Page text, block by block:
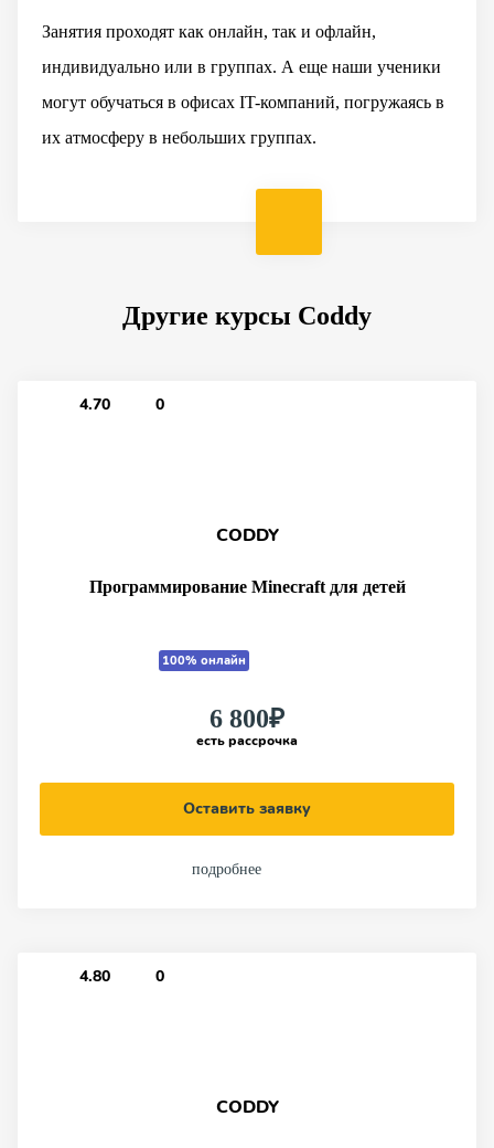
Занятия проходят как онлайн, так и офлайн,
индивидуально или в группах. А еще наши ученики
могут обучаться в офисах IT-компаний, погружаясь в
их атмосферу в небольших группах.
Наши учителя — это практики с реальным опытом
работы в сфере IT. Они знают, как заинтересовать и
вдохновить ребенка на уроках.
Мы делаем упор на практику. Дети создают свои
проекты, учатся принимать обратную связь и ждут
уроки с большим энтузиазмом.
Другие курсы Coddy
4.70 0
CODDY
Программирование Minecraft для детей
100% онлайн
6 800₽
есть рассрочка
Оставить заявку
подробнее
4.80 0
CODDY